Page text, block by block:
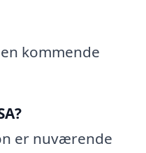
kommende
er nuværende